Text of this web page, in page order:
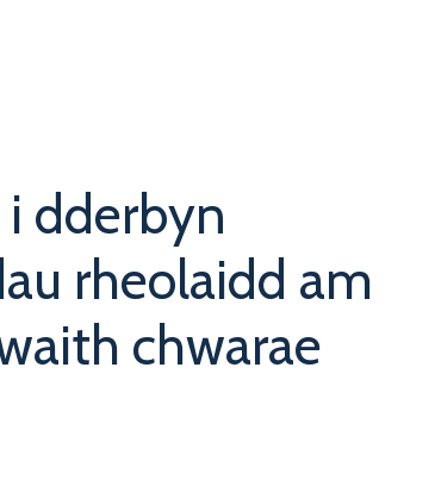
dderbyn
rheolaidd am
chwarae